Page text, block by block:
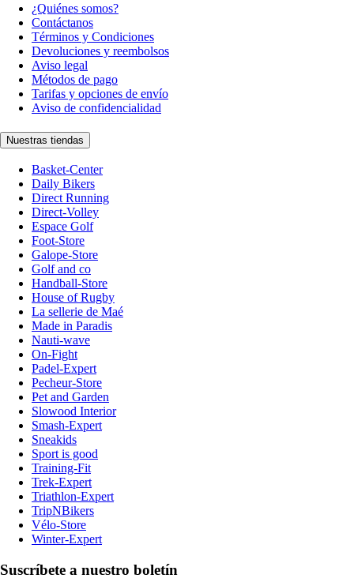
¿Quiénes somos?
Contáctanos
Términos y Condiciones
Devoluciones y reembolsos
Aviso legal
Métodos de pago
Tarifas y opciones de envío
Aviso de confidencialidad
Nuestras tiendas
Basket-Center
Daily Bikers
Direct Running
Direct-Volley
Espace Golf
Foot-Store
Galope-Store
Golf and co
Handball-Store
House of Rugby
La sellerie de Maé
Made in Paradis
Nauti-wave
On-Fight
Padel-Expert
Pecheur-Store
Pet and Garden
Slowood Interior
Smash-Expert
Sneakids
Sport is good
Training-Fit
Trek-Expert
Triathlon-Expert
TripNBikers
Vélo-Store
Winter-Expert
Suscríbete a nuestro boletín